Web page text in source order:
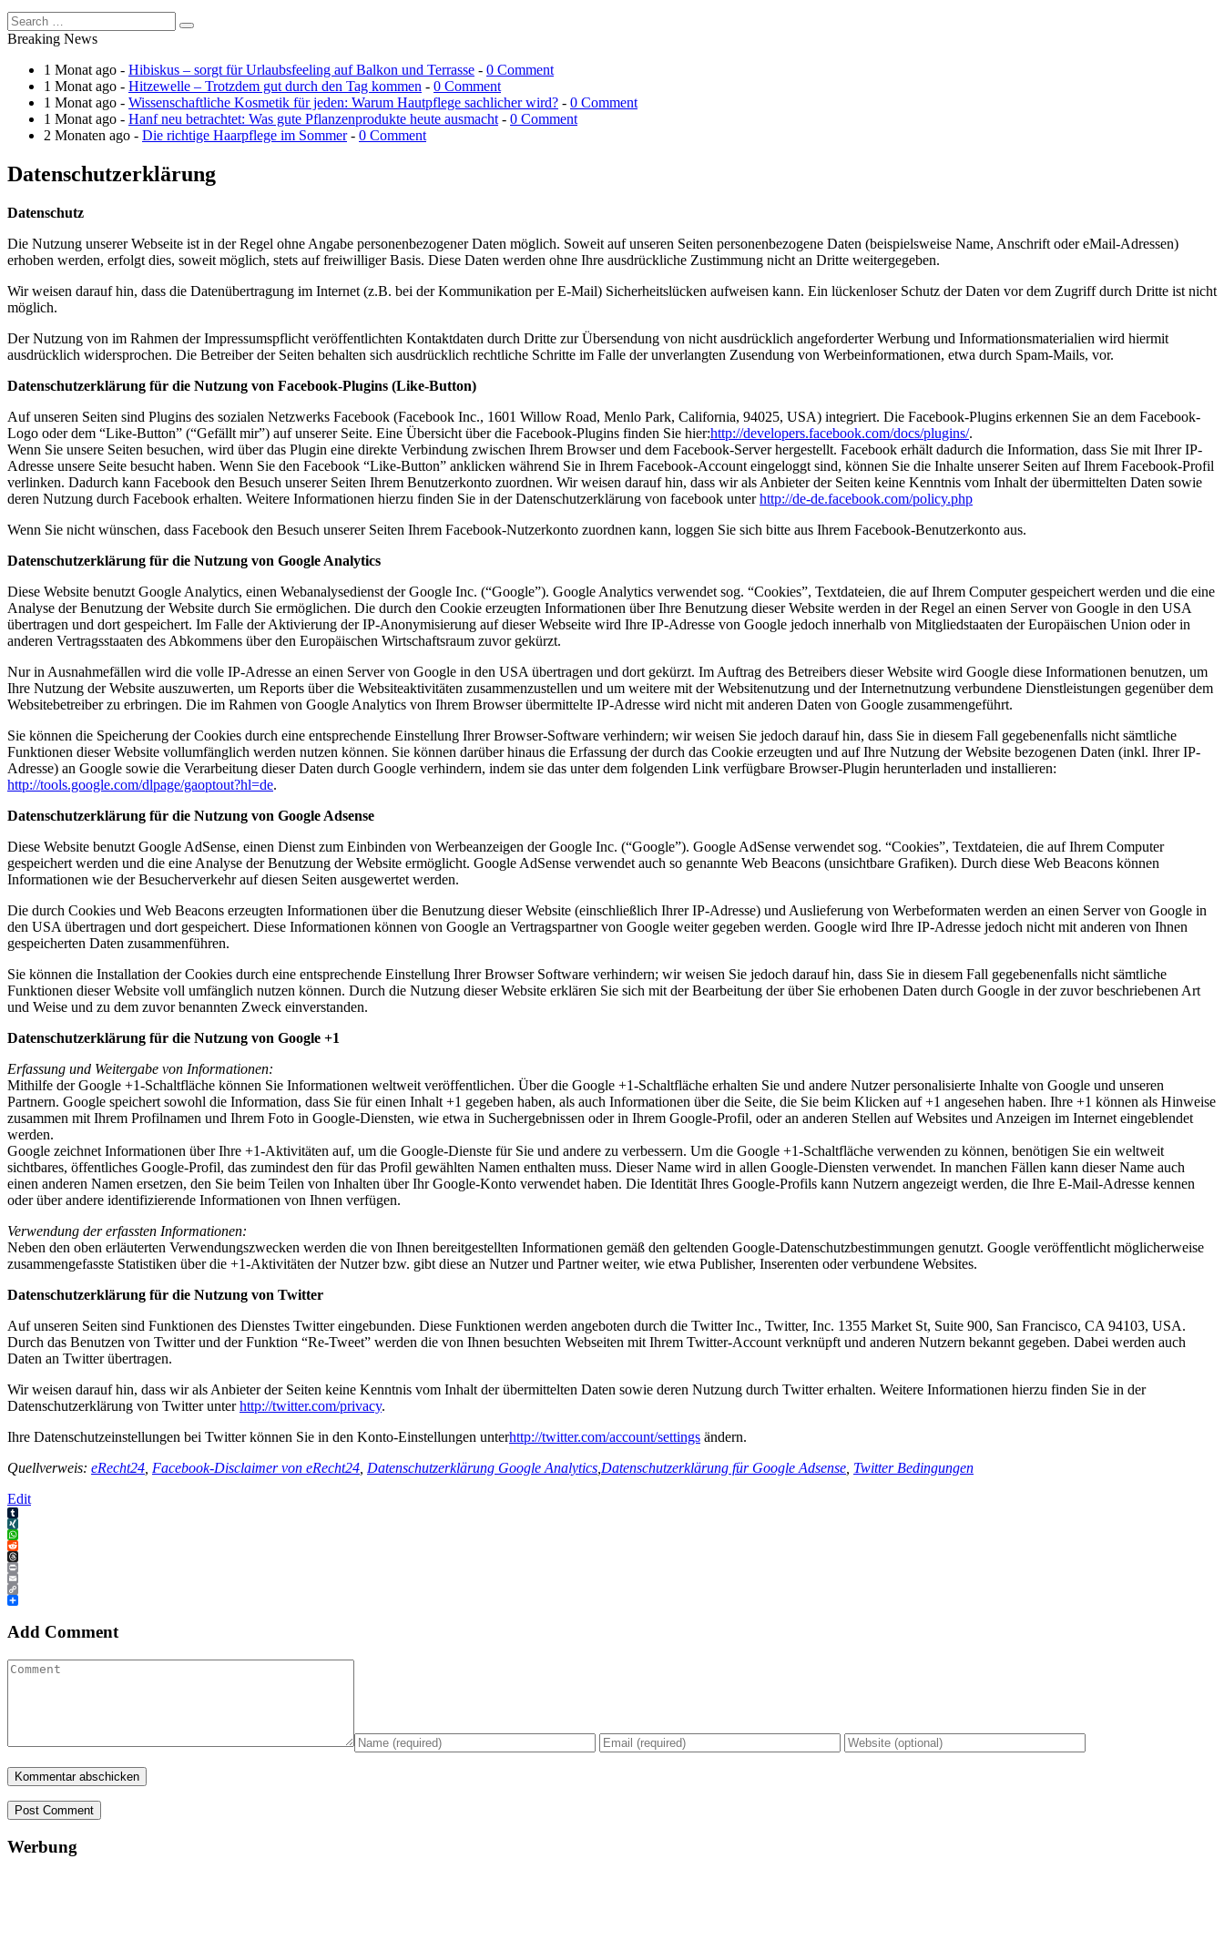
Breaking News
1 Monat ago - Hibiskus – sorgt für Urlaubsfeeling auf Balkon und Terrasse - 0 Comment
1 Monat ago - Hitzewelle – Trotzdem gut durch den Tag kommen - 0 Comment
1 Monat ago - Wissenschaftliche Kosmetik für jeden: Warum Hautpflege sachlicher wird? - 0 Comment
1 Monat ago - Hanf neu betrachtet: Was gute Pflanzenprodukte heute ausmacht - 0 Comment
2 Monaten ago - Die richtige Haarpflege im Sommer- 0 Comment
Datenschutzerklärung
Datenschutz
Die Nutzung unserer Webseite ist in der Regel ohne Angabe personenbezogener Daten möglich. Soweit auf unseren Seiten personenbezogene Daten (beispielsweise Name, Anschrift oder eMail-Adressen)
erhoben werden, erfolgt dies, soweit möglich, stets auf freiwilliger Basis. Diese Daten werden ohne Ihre ausdrückliche Zustimmung nicht an Dritte weitergegeben.
Wir weisen darauf hin, dass die Datenübertragung im Internet (z.B. bei der Kommunikation per E-Mail) Sicherheitslücken aufweisen kann. Ein lückenloser Schutz der Daten vor dem Zugriff durch Dritte ist nicht
möglich.
Der Nutzung von im Rahmen der Impressumspflicht veröffentlichten Kontaktdaten durch Dritte zur Übersendung von nicht ausdrücklich angeforderter Werbung und Informationsmaterialien wird hiermit
ausdrücklich widersprochen. Die Betreiber der Seiten behalten sich ausdrücklich rechtliche Schritte im Falle der unverlangten Zusendung von Werbeinformationen, etwa durch Spam-Mails, vor.
Datenschutzerklärung für die Nutzung von Facebook-Plugins (Like-Button)
Auf unseren Seiten sind Plugins des sozialen Netzwerks Facebook (Facebook Inc., 1601 Willow Road, Menlo Park, California, 94025, USA) integriert. Die Facebook-Plugins erkennen Sie an dem Facebook-
Logo oder dem “Like-Button” (“Gefällt mir”) auf unserer Seite. Eine Übersicht über die Facebook-Plugins finden Sie hier:http://developers.facebook.com/docs/plugins/.
Wenn Sie unsere Seiten besuchen, wird über das Plugin eine direkte Verbindung zwischen Ihrem Browser und dem Facebook-Server hergestellt. Facebook erhält dadurch die Information, dass Sie mit Ihrer IP-
Adresse unsere Seite besucht haben. Wenn Sie den Facebook “Like-Button” anklicken während Sie in Ihrem Facebook-Account eingeloggt sind, können Sie die Inhalte unserer Seiten auf Ihrem Facebook-Profil
verlinken. Dadurch kann Facebook den Besuch unserer Seiten Ihrem Benutzerkonto zuordnen. Wir weisen darauf hin, dass wir als Anbieter der Seiten keine Kenntnis vom Inhalt der übermittelten Daten sowie
deren Nutzung durch Facebook erhalten. Weitere Informationen hierzu finden Sie in der Datenschutzerklärung von facebook unterhttp://de-de.facebook.com/policy.php
Wenn Sie nicht wünschen, dass Facebook den Besuch unserer Seiten Ihrem Facebook-Nutzerkonto zuordnen kann, loggen Sie sich bitte aus Ihrem Facebook-Benutzerkonto aus.
Datenschutzerklärung für die Nutzung von Google Analytics
Diese Website benutzt Google Analytics, einen Webanalysedienst der Google Inc. (“Google”). Google Analytics verwendet sog. “Cookies”, Textdateien, die auf Ihrem Computer gespeichert werden und die eine
Analyse der Benutzung der Website durch Sie ermöglichen. Die durch den Cookie erzeugten Informationen über Ihre Benutzung dieser Website werden in der Regel an einen Server von Google in den USA
übertragen und dort gespeichert. Im Falle der Aktivierung der IP-Anonymisierung auf dieser Webseite wird Ihre IP-Adresse von Google jedoch innerhalb von Mitgliedstaaten der Europäischen Union oder in
anderen Vertragsstaaten des Abkommens über den Europäischen Wirtschaftsraum zuvor gekürzt.
Nur in Ausnahmefällen wird die volle IP-Adresse an einen Server von Google in den USA übertragen und dort gekürzt. Im Auftrag des Betreibers dieser Website wird Google diese Informationen benutzen, um
Ihre Nutzung der Website auszuwerten, um Reports über die Websiteaktivitäten zusammenzustellen und um weitere mit der Websitenutzung und der Internetnutzung verbundene Dienstleistungen gegenüber dem
Websitebetreiber zu erbringen. Die im Rahmen von Google Analytics von Ihrem Browser übermittelte IP-Adresse wird nicht mit anderen Daten von Google zusammengeführt.
Sie können die Speicherung der Cookies durch eine entsprechende Einstellung Ihrer Browser-Software verhindern; wir weisen Sie jedoch darauf hin, dass Sie in diesem Fall gegebenenfalls nicht sämtliche
Funktionen dieser Website vollumfänglich werden nutzen können. Sie können darüber hinaus die Erfassung der durch das Cookie erzeugten und auf Ihre Nutzung der Website bezogenen Daten (inkl. Ihrer IP-
Adresse) an Google sowie die Verarbeitung dieser Daten durch Google verhindern, indem sie das unter dem folgenden Link verfügbare Browser-Plugin herunterladen und installieren:
http://tools.google.com/dlpage/gaoptout?hl=de.
Datenschutzerklärung für die Nutzung von Google Adsense
Diese Website benutzt Google AdSense, einen Dienst zum Einbinden von Werbeanzeigen der Google Inc. (“Google”). Google AdSense verwendet sog. “Cookies”, Textdateien, die auf Ihrem Computer
gespeichert werden und die eine Analyse der Benutzung der Website ermöglicht. Google AdSense verwendet auch so genannte Web Beacons (unsichtbare Grafiken). Durch diese Web Beacons können
Informationen wie der Besucherverkehr auf diesen Seiten ausgewertet werden.
Die durch Cookies und Web Beacons erzeugten Informationen über die Benutzung dieser Website (einschließlich Ihrer IP-Adresse) und Auslieferung von Werbeformaten werden an einen Server von Google in
den USA übertragen und dort gespeichert. Diese Informationen können von Google an Vertragspartner von Google weiter gegeben werden. Google wird Ihre IP-Adresse jedoch nicht mit anderen von Ihnen
gespeicherten Daten zusammenführen.
Sie können die Installation der Cookies durch eine entsprechende Einstellung Ihrer Browser Software verhindern; wir weisen Sie jedoch darauf hin, dass Sie in diesem Fall gegebenenfalls nicht sämtliche
Funktionen dieser Website voll umfänglich nutzen können. Durch die Nutzung dieser Website erklären Sie sich mit der Bearbeitung der über Sie erhobenen Daten durch Google in der zuvor beschriebenen Art
und Weise und zu dem zuvor benannten Zweck einverstanden.
Datenschutzerklärung für die Nutzung von Google +1
Erfassung und Weitergabe von Informationen:
Mithilfe der Google +1-Schaltfläche können Sie Informationen weltweit veröffentlichen. Über die Google +1-Schaltfläche erhalten Sie und andere Nutzer personalisierte Inhalte von Google und unseren
Partnern. Google speichert sowohl die Information, dass Sie für einen Inhalt +1 gegeben haben, als auch Informationen über die Seite, die Sie beim Klicken auf +1 angesehen haben. Ihre +1 können als Hinweise
zusammen mit Ihrem Profilnamen und Ihrem Foto in Google-Diensten, wie etwa in Suchergebnissen oder in Ihrem Google-Profil, oder an anderen Stellen auf Websites und Anzeigen im Internet eingeblendet
werden.
Google zeichnet Informationen über Ihre +1-Aktivitäten auf, um die Google-Dienste für Sie und andere zu verbessern. Um die Google +1-Schaltfläche verwenden zu können, benötigen Sie ein weltweit
sichtbares, öffentliches Google-Profil, das zumindest den für das Profil gewählten Namen enthalten muss. Dieser Name wird in allen Google-Diensten verwendet. In manchen Fällen kann dieser Name auch
einen anderen Namen ersetzen, den Sie beim Teilen von Inhalten über Ihr Google-Konto verwendet haben. Die Identität Ihres Google-Profils kann Nutzern angezeigt werden, die Ihre E-Mail-Adresse kennen
oder über andere identifizierende Informationen von Ihnen verfügen.
Verwendung der erfassten Informationen:
Neben den oben erläuterten Verwendungszwecken werden die von Ihnen bereitgestellten Informationen gemäß den geltenden Google-Datenschutzbestimmungen genutzt. Google veröffentlicht möglicherweise
zusammengefasste Statistiken über die +1-Aktivitäten der Nutzer bzw. gibt diese an Nutzer und Partner weiter, wie etwa Publisher, Inserenten oder verbundene Websites.
Datenschutzerklärung für die Nutzung von Twitter
Auf unseren Seiten sind Funktionen des Dienstes Twitter eingebunden. Diese Funktionen werden angeboten durch die Twitter Inc., Twitter, Inc. 1355 Market St, Suite 900, San Francisco, CA 94103, USA.
Durch das Benutzen von Twitter und der Funktion “Re-Tweet” werden die von Ihnen besuchten Webseiten mit Ihrem Twitter-Account verknüpft und anderen Nutzern bekannt gegeben. Dabei werden auch
Daten an Twitter übertragen.
Wir weisen darauf hin, dass wir als Anbieter der Seiten keine Kenntnis vom Inhalt der übermittelten Daten sowie deren Nutzung durch Twitter erhalten. Weitere Informationen hierzu finden Sie in der
Datenschutzerklärung von Twitter unterhttp://twitter.com/privacy.
Ihre Datenschutzeinstellungen bei Twitter können Sie in den Konto-Einstellungen unterhttp://twitter.com/account/settings ändern.
Quellverweis: eRecht24 Facebook-Disclaimer von eRecht24 Datenschutzerklärung Google Analytics Datenschutzerklärung für Google Adsense Twitter Bedingungen
Edit
Tumblr
XING
WhatsApp
Reddit
Threads
Print
Email
Copy
Link
Teilen
Add Comment
Post Comment
Werbung